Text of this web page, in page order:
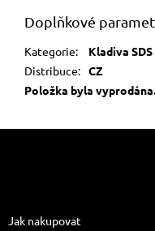
Doplňkové
Kategorie:
Kladiva
Distribuce: CZ
Položka byla
Jak nakupovat